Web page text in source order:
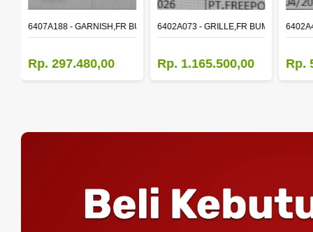
WASHER
6407A188 - GARNISH,FR BUMPER SIDE
Rp. 297.480,00
6402A073 - GRILLE,FR BUMPER
Rp. 1.165.500,00 Rp.